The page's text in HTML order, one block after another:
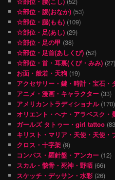
☆部位・腹(おなか) (53)
☆部位・腿(もも) (109)
☆部位・足(あし) (29)
☆部位・足の甲 (38)
☆部位・足首(あしくび) (52)
☆部位・首・耳裏(くび・みみ) (27)
お面・般若・天狗 (19)
アクセサリー・鍵・時計・宝石・
アニメ・漫画・キャラクター (33)
アメリカントラディショナル(170)
オリエント・ヘナ・アラベスク・
ガールズ タトゥー・girl tattoo
キリスト・マリア・天使・天使・
クロス・十字架 (9)
コンパス・羅針盤・アンカー (12)
スカル・骸骨・死神・野晒 (66)
スケッチ・デッサン・水彩 (26)